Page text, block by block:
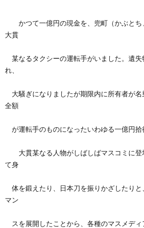
かつて一億円の現金を、兜町（かぶとち
大貫
某なるタクシーの運転手がいました。遺失
れ、
大騒ぎになりましたが期限内に所有者が名
全額
が運転手のものになったいわゆる一億円拾
大貫某なる人物がしばしばマスコミに登
て身
体を鍛えたり、日本刀を振りかざしたりと
マン
スを展開したことから、各種のマスメディ